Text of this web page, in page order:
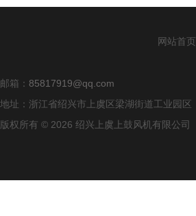
网站首页
邮箱： 85817919@qq.com
地址：浙江省绍兴市上虞区梁湖街道工业园区
版权所有 © 2026 绍兴上虞上鼓风机有限公司